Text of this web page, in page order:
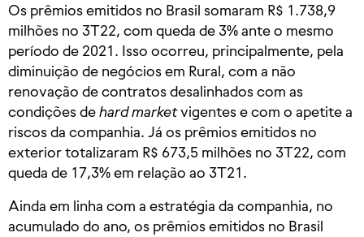
Os prêmios emitidos no Brasil somaram R$ 1.738,9
milhões no 3T22, com queda de 3% ante o mesmo
período de 2021. Isso ocorreu, principalmente, pela
diminuição de negócios em Rural, com a não
renovação de contratos desalinhados com as
condições dehard marketvigentes e com o apetite a
riscos da companhia. Já os prêmios emitidos no
exterior totalizaram R$ 673,5 milhões no 3T22, com
queda de 17,3% em relação ao 3T21.
Ainda em linha com a estratégia da companhia, no
acumulado do ano, os prêmios emitidos no Brasil